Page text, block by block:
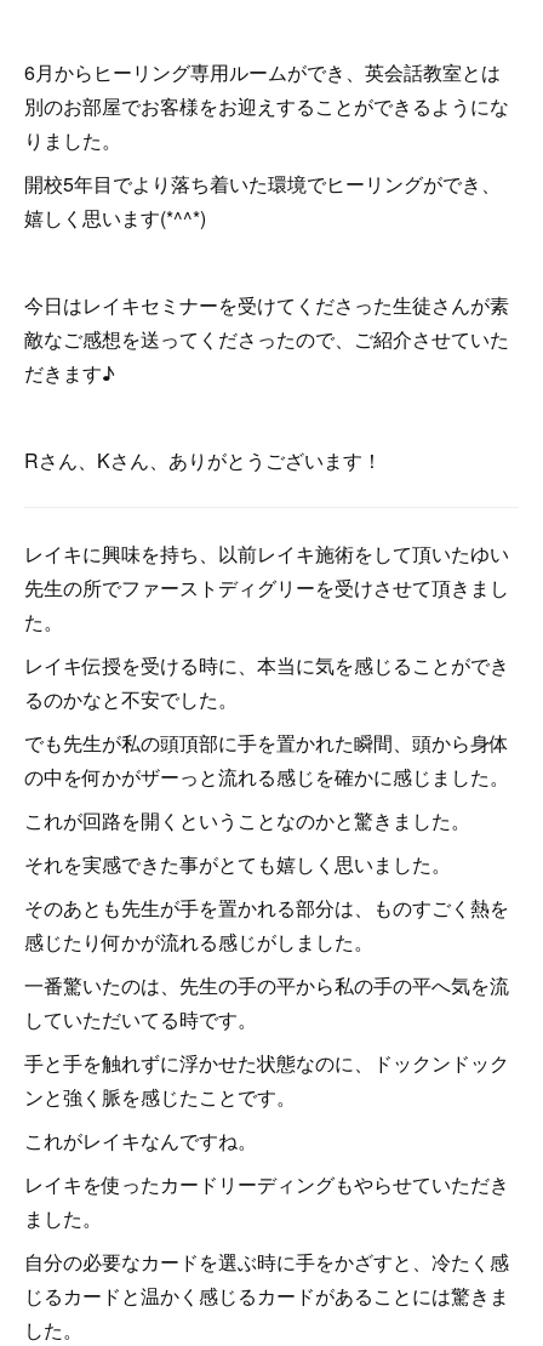
6月からヒーリング専用ルームができ、英会話教室とは
別のお部屋でお客様をお迎えすることができるようにな
りました。
開校5年目でより落ち着いた環境でヒーリングができ、
嬉しく思います(*^^*)
今日はレイキセミナーを受けてくださった生徒さんが素
敵なご感想を送ってくださったので、ご紹介させていた
だきます♪
Rさん、Kさん、ありがとうございます！
レイキに興味を持ち、以前レイキ施術をして頂いたゆい
先生の所でファーストディグリーを受けさせて頂きまし
た。
レイキ伝授を受ける時に、本当に気を感じることができ
るのかなと不安でした。
でも先生が私の頭頂部に手を置かれた瞬間、頭から身体
の中を何かがザーっと流れる感じを確かに感じました。
これが回路を開くということなのかと驚きました。
それを実感できた事がとても嬉しく思いました。
そのあとも先生が手を置かれる部分は、ものすごく熱を
感じたり何かが流れる感じがしました。
一番驚いたのは、先生の手の平から私の手の平へ気を流
していただいてる時です。
手と手を触れずに浮かせた状態なのに、ドックンドック
ンと強く脈を感じたことです。
これがレイキなんですね。
レイキを使ったカードリーディングもやらせていただき
ました。
自分の必要なカードを選ぶ時に手をかざすと、冷たく感
じるカードと温かく感じるカードがあることには驚きま
した。